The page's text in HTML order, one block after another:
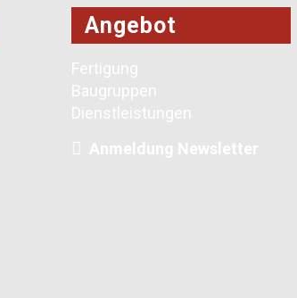
Angebot
Fertigung
Baugruppen
Dienstleistungen
Anmeldung Newsletter